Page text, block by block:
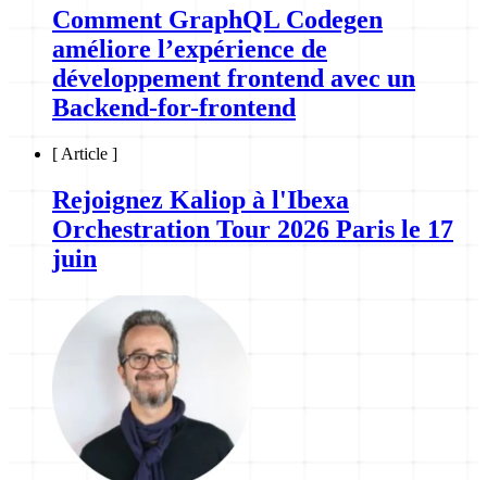
Comment GraphQL Codegen
améliore l’expérience de
développement frontend avec un
Backend-for-frontend
[ Article ]
Rejoignez Kaliop à l'Ibexa
Orchestration Tour 2026 Paris le 17
juin